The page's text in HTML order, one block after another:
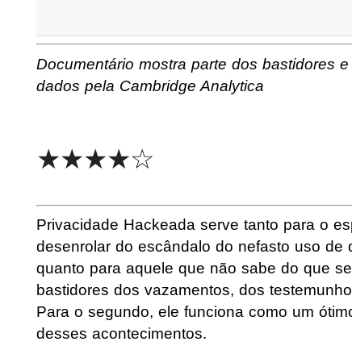
Documentário mostra parte dos bastidores
dados pela Cambridge Analytica
★★★★☆
Privacidade Hackeada serve tanto para o
desenrolar do escândalo do nefasto uso de
quanto para aquele que não sabe do que
bastidores dos vazamentos, dos
Para o segundo, ele funciona como um
desses acontecimentos.